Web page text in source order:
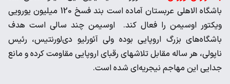
باشگاه الاهلی عربستان آماده ‌است بند فسخ 120 میلیون یورویی
ویکتور اوسیمن را فعال کند. اوسیمن چند سالی است هدف
باشگاه‌های ‌بزرگ اروپایی بوده ولی آئورلیو دی‌لورنتیس، رئیس
ناپولی، هر ساله ‌مقابل تلاشهای رقبای اروپایی مقاومت کرده و مانع
جدایی این ‌مهاجم نیجریه‌ای شده است. ‌